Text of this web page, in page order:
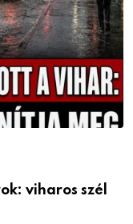
viharos szél